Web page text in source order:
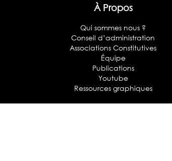
À Propos
Qui sommes nous ?
Conseil d’administration
Associations Constitutives
Équipe
Publications
Youtube
Ressources graphiques